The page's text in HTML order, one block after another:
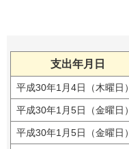
支出年月日
平成30年1月4日（木曜日）
平成30年1月5日（金曜日）
平成30年1月5日（金曜日）